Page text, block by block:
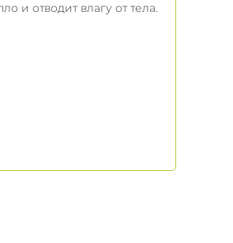
и отводит влагу от тела.